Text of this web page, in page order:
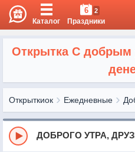
Каталог
6 2
Праздники
Открытка С добрым
Открыткиок Ежедневные
ДОБРОГО УТРА,